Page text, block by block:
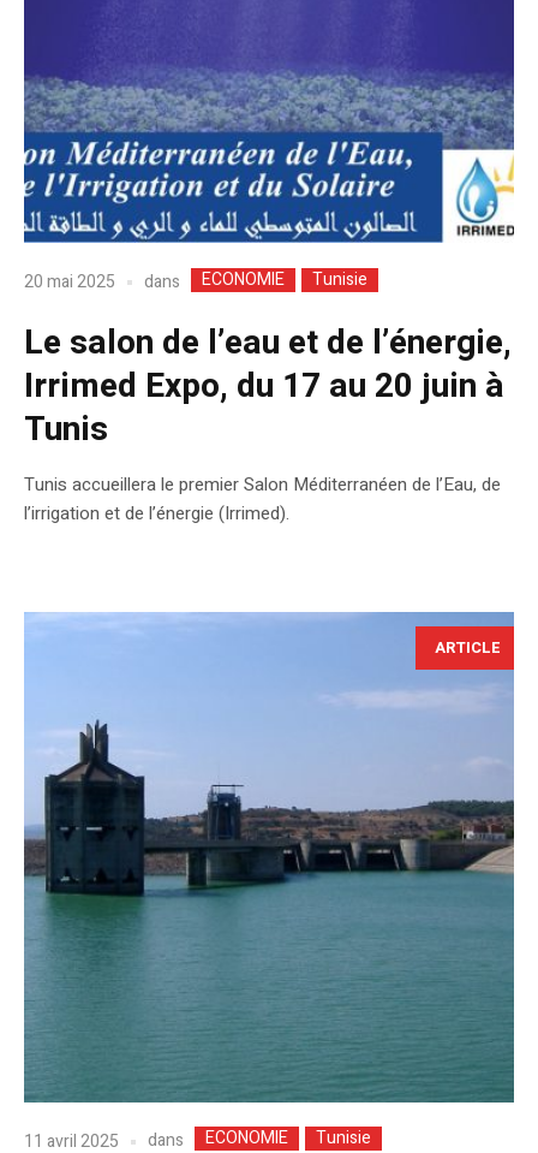
20 mai 2025 dans ECONOMIE Tunisie
Le salon de l’eau et de l’énergie,
Irrimed Expo, du 17 au 20 juin à
Tunis
Tunis accueillera le premier Salon Méditerranéen de l’Eau, de
l’irrigation et de l’énergie (Irrimed).
ARTICLE
11 avril 2025 dans ECONOMIE Tunisie